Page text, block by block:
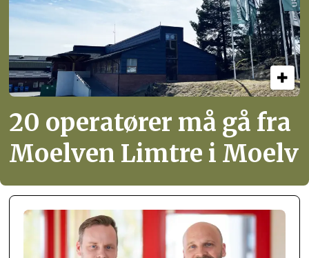
20 operatører må gå fra
Moelven Limtre i Moelv